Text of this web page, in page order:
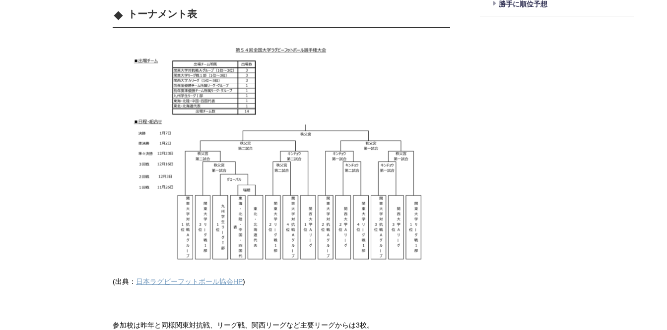
トーナメント表
(出典： 日本ラグビーフットボール協会HP)
参加校は昨年と同様関東対抗戦、リーグ戦、関西リーグなど主要リーグからは3校。
勝手に順位予想